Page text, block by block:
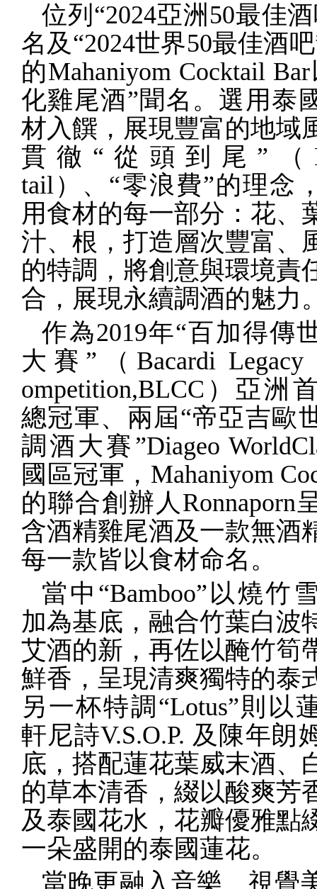
位列“2024亞洲 50最佳
名及“2024世界50最佳酒
的Mahaniyom Cocktail Bar
化雞尾酒”聞名。選用泰
材入饌，展現豐富的地域
貫徹“從頭到尾”（
tail）、“零浪費”的理念
用食材的每一部分：花、
汁、根，打造層次豐富、
的特調，將創意與環境責
合，展現永續調酒的魅力
作為2019年“百加得傳
大賽”（ Bacardi Legacy
ompetition,BLCC ）亞洲
總冠軍、兩屆“帝亞吉歐
調酒大賽”Diageo
國區冠軍， Mahaniyom
的聯合創辦人 Ronnaporn
含酒精雞尾酒及一款無酒
每一款皆以食材命名。
當中“Bamboo”以燒竹
加為基底，融合竹葉白波
艾酒的新，再佐以醃竹筍
鮮香，呈現清爽獨特的泰
另一杯特調“Lotus”則以
軒尼詩V.S.O.P. 及陳年朗
底，搭配蓮花葉威末酒、
的草本清香，綴以酸爽芳
及泰國花水，花瓣優雅點
一朵盛開的泰國蓮花。
當晚更融入音樂、視覺